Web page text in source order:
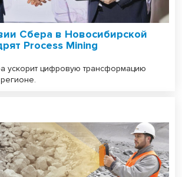
Сбера в Новосибирской
Process Mining
ускорит цифровую трансформацию